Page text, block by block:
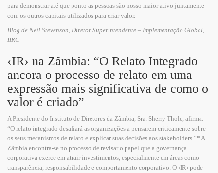
para demonstrar até que ponto as pessoas são nosso maior ativo juntamente
com os outros capitais utilizados para criar valor.
Blog de Neil Stevenson, Diretor Superintendente – Implementação Global,
IIRC
‹IR› na Zâmbia: “O Relato Integrado
ancora o processo de relato em uma
expressão mais significativa de como o
valor é criado”
A Presidente do Instituto de Diretores da Zâmbia, Sra. Sherry Thole, afirma:
“O relato integrado desafiará as organizações a pensarem criticamente sobre
os seus mecanismos de relato e explicar suas decisões aos stakeholders.”* A
Zâmbia encontra-se no processo de revisar o papel que a governança
corporativa exerce em atrair investimentos, especialmente em áreas como
transparência, responsabilidade e comportamento corporativo. O ‹IR› pode